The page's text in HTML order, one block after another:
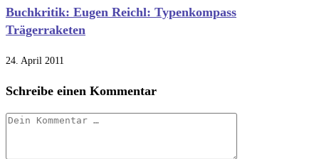
Buchkritik: Eugen Reichl: Typenkompass
Trägerraketen
24. April 2011
Schreibe einen Kommentar
Kommentar